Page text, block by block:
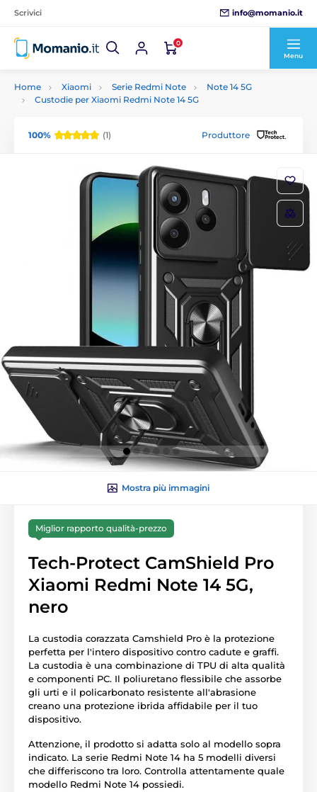
Scrivici info@momanio.it
0
Menu
Home Xiaomi Serie Redmi Note
Note 14 5G
Custodie per Xiaomi Redmi Note 14 5G
100% (1) Produttore
Mostra più immagini
Miglior rapporto qualità-prezzo
Tech-Protect CamShield Pro
Xiaomi Redmi Note 14 5G,
nero
La custodia corazzata Camshield Pro è la protezione
perfetta per l'intero dispositivo contro cadute e graffi.
La custodia è una combinazione di TPU di alta qualità
e componenti PC. Il poliuretano flessibile che assorbe
gli urti e il policarbonato resistente all'abrasione
creano una protezione ibrida affidabile per il tuo
dispositivo.
Attenzione, il prodotto si adatta solo al modello sopra
indicato. La serie Redmi Note 14 ha 5 modelli diversi
che differiscono tra loro. Controlla attentamente quale
modello Redmi Note 14 possiedi.